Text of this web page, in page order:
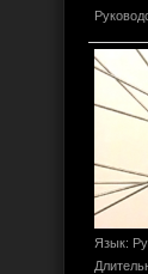
Язык: